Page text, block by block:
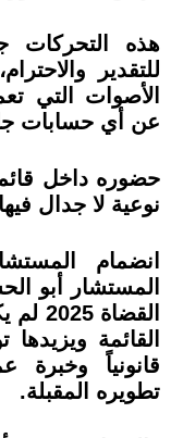
هذه التحركات
للتقدير
الأصوات التي
عن أي حسابات
حضوره داخل
نوعية لا جدال فيها
انضمام
المستشار أبو
القائمة ويزيدها
قانونياً وخبرة
تطويره المقبلة.